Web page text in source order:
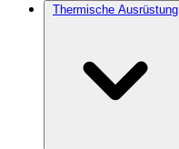
Thermische Ausrüstung